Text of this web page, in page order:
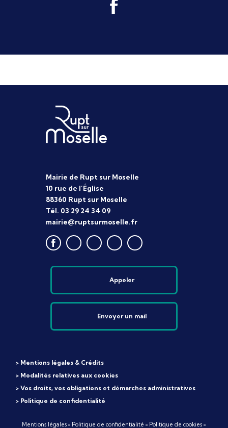
Mairie de Rupt sur Moselle
10 rue de l’Église
88360 Rupt sur Moselle
Tél. 03 29 24 34 09
mairie@ruptsurmoselle.fr
Appeler
Envoyer un mail
> Mentions légales & Crédits
> Modalités relatives aux cookies
> Vos droits, vos obligations et démarches administratives
> Politique de confidentialité
Mentions légales - Politique de confidentialité - Politique de cookies -